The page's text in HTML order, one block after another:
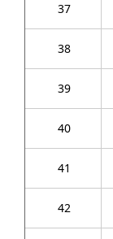
37
38
39
40
41
42